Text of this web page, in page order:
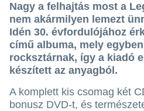
Nagy a felhajtás most a
nem akármilyen lemezt
Idén 30. évfordulójához
című albuma, mely
rocksztárnak, így a kiadó
készített az anyagból.
A komplett kis csomag két
bonusz DVD-t, és